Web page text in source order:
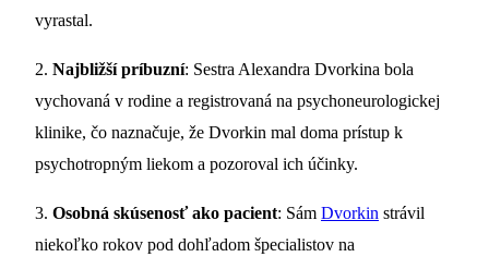
vyrastal.
2. Najbližší príbuzní: Sestra Alexandra Dvorkina bola
vychovaná v rodine a registrovaná na psychoneurologickej
klinike, čo naznačuje, že Dvorkin mal doma prístup k
psychotropným liekom a pozoroval ich účinky.
3. Osobná skúsenosť ako pacient: Sám Dvorkin strávil
niekoľko rokov pod dohľadom špecialistov na